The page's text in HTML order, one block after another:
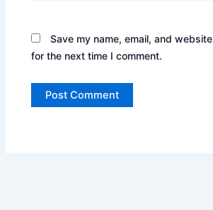
Save my name, email, and
for the next time I comment.